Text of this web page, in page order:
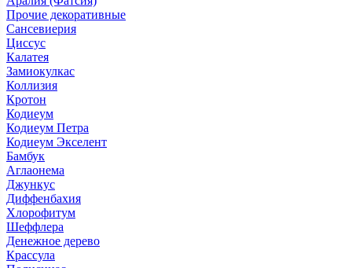
Прочие декоративные
Сансевиерия
Циссус
Калатея
Замиокулкас
Коллизия
Кротон
Кодиеум
Кодиеум Петра
Кодиеум Экселент
Бамбук
Аглаонема
Джункус
Диффенбахия
Хлорофитум
Шеффлера
Денежное дерево
Крассула